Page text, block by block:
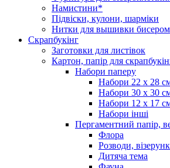
Намистини*
Підвіски, кулони, шарміки
Нитки для вышивки бисером
Скрапбукінг
Заготовки для листівок
Картон, папір для
Набори паперу
Набори 22 х 28
Набори 30 х 30
Набори 12 х 17
Набори інші
Пергаментний папір,
Флора
Розводи,
Дитяча тема